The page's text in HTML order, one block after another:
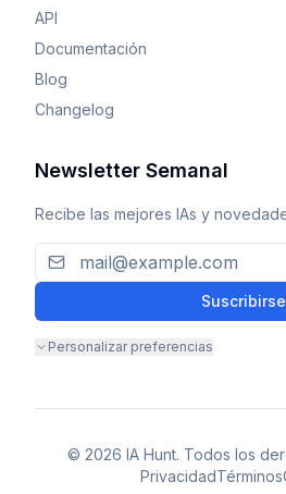
API
Documentación
Blog
Changelog
Newsletter Semanal
Recibe las mejores IAs y
Suscribirse
Personalizar preferencias
© 2026 IA Hunt. Todos los
PrivacidadTérminos